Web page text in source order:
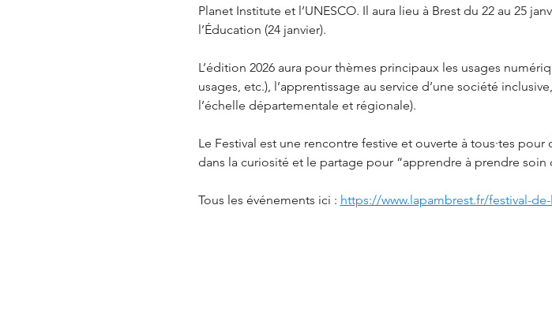
Planet Institute et l’UNESCO. Il aura lieu à Brest du 22 au 25
l’Éducation (24 janvier). ​​
L’édition 2026 aura pour thèmes principaux les usages
usages, etc.), l’apprentissage au service d’une société
l’échelle départementale et régionale). ​​
Le Festival est une rencontre festive et ouverte à tous·tes
dans la curiosité et le partage pour “apprendre à prendre soin
Tous les événements ici : https://www.lapambrest.fr/festival-